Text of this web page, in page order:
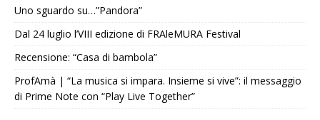
Uno sguardo su…”Pandora”
Dal 24 luglio l’VIII edizione di FRAleMURA Festival
Recensione: “Casa di bambola”
ProfAmà | “La musica si impara. Insieme si vive”: il messaggio
di Prime Note con “Play Live Together”